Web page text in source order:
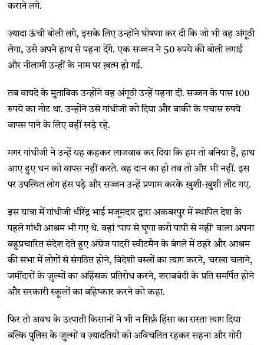
कराने लगे.
ज़्यादा ऊंची बोली लगे, इसके लिए उन्होंने घोषणा कर दी कि जो भी वह अंगूठी
लेगा, उसे अपने हाथ से पहना देंगे. एक सज्जन ने 50 रुपये की बोली लगाई
और नीलामी उन्हीं के नाम पर ख़त्म हो गई.
तब वायदे के मुताबिक उन्होंने वह अंगूठी उन्हें पहना दी. सज्जन के पास 100
रुपये का नोट था. उन्होंने उसे गांधीजी को दिया और बाकी के पचास रुपये
वापस पाने के लिए वहीं खड़े रहे.
मगर गांधीजी ने उन्हें यह कहकर लाजवाब कर दिया कि हम तो बनिया हैं, हाथ
आए हुए धन को वापस नहीं करते. वह दान का हो तब तो और भी नहीं. इस
पर उपस्थित लोग हंस पड़े और सज्जन उन्हें प्रणाम करके ख़ुशी-ख़ुशी लौट गए.
इस यात्रा में गांधीजी धीरेंद्र भाई मजूमदार द्वारा अकबरपुर में स्थापित देश के
पहले गांधी आश्रम भी गए थे. वहां ‘पाप से घृणा करो पापी से नहीं’ वाला अपना
बहुप्रचारित संदेश देते हुए अंग्रेज पादरी स्वीटमैन के बंगले में ठहरे और आश्रम
की सभा में लोगों से संगठित होने, विदेशी वस्त्रों का त्याग करने, चरखा चलाने,
जमींदारों के ज़ुल्मों का अहिंसक प्रतिरोध करने, शराबबंदी के प्रति समर्पित होने
और सरकारी स्कूलों का बहिष्कार करने को कहा.
फिर तो अवध के उत्पाती किसानों ने भी न सिर्फ़ हिंसा का रास्ता त्याग दिया
बल्कि पुलिस के ज़ुल्मों व ज़्यादतियों को अविचलित रहकर सहना और गोरी